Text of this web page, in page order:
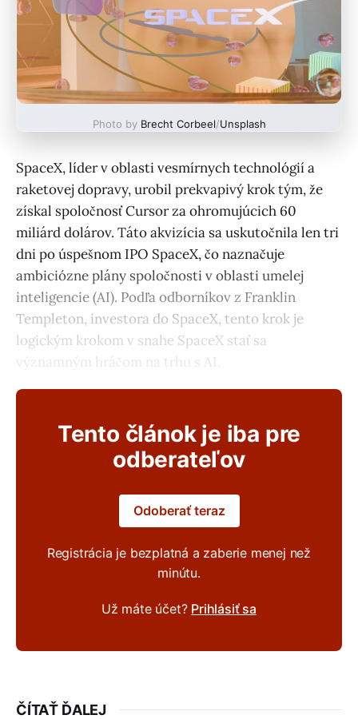
Photo by Brecht Corbeel/Unsplash
SpaceX, líder v oblasti vesmírnych technológií a
raketovej dopravy, urobil prekvapivý krok tým, že
získal spoločnosť Cursor za ohromujúcich 60
miliárd dolárov. Táto akvizícia sa uskutočnila len tri
dni po úspešnom IPO SpaceX, čo naznačuje
ambiciózne plány spoločnosti v oblasti umelej
inteligencie (AI). Podľa odborníkov z Franklin
Templeton, investora do SpaceX, tento krok je
logickým krokom v snahe SpaceX stať sa
významným hráčom na trhu s AI.
Tento článok je iba pre
odberateľov
Odoberať teraz
Registrácia je bezplatná a zaberie menej než
minútu.
Už máte účet? Prihlásiť sa
ČÍTAŤ ĎALEJ